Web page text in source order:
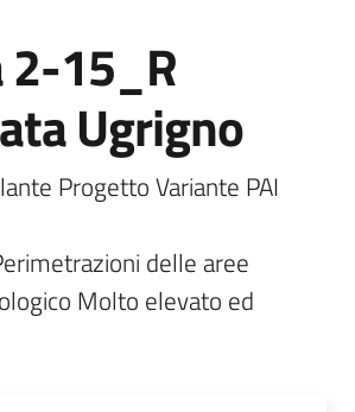
2-15_R
Ugrigno
Progetto Variante PAI
delle aree
Molto elevato ed